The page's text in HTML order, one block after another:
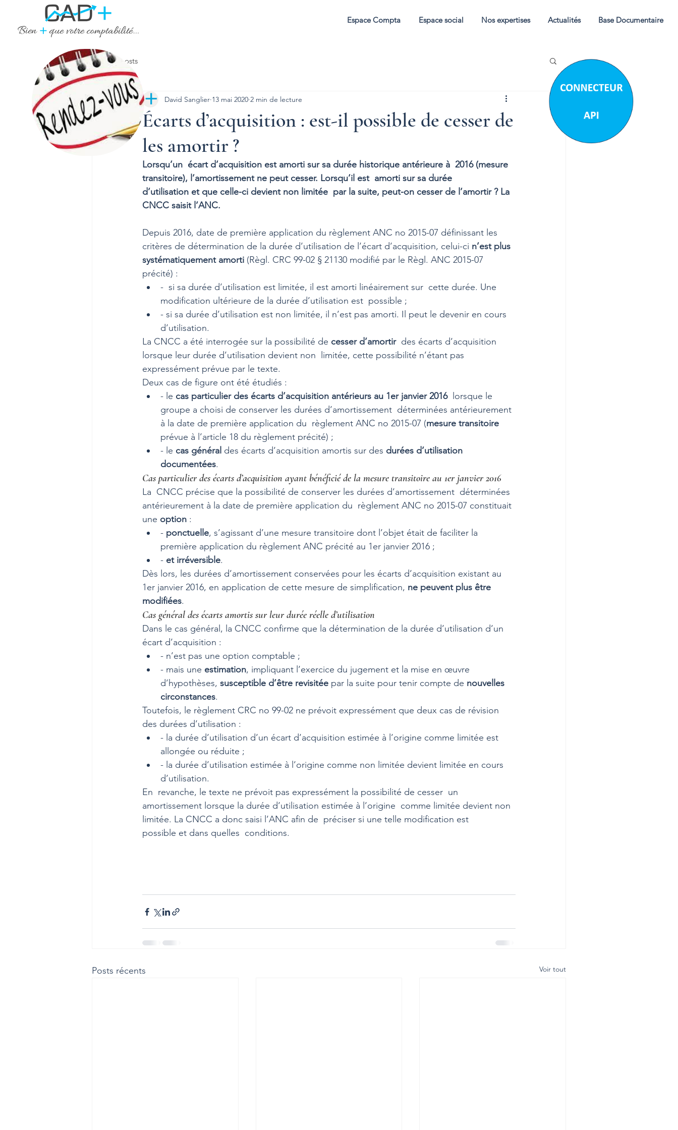
Espace Compta Espace social Nos expertises Actualités Base Documentaire
Tous les posts
Écarts d’acquisition : est-il possible de cesser de
les amortir ?
David Sanglier 13 mai 2020 2 min de lecture
Lorsqu’un  écart d’acquisition est amorti sur sa durée historique antérieure à  2016 (mesure
transitoire), l’amortissement ne peut cesser. Lorsqu’il est  amorti sur sa durée
d’utilisation et que celle-ci devient non limitée  par la suite, peut-on cesser de l’amortir ? La
CNCC saisit l’ANC.
Depuis 2016, date de première application du règlement ANC no 2015-07 définissant les
critères de détermination de la durée d’utilisation de l’écart d’acquisition, celui-ci n’est plus
systématiquement amorti (Règl. CRC 99-02 § 21130 modifié par le Règl. ANC 2015-07
précité) :
-  si sa durée d’utilisation est limitée, il est amorti linéairement sur  cette durée. Une
modification ultérieure de la durée d’utilisation est  possible ;
- si sa durée d’utilisation est non limitée, il n’est pas amorti. Il peut le devenir en cours
d’utilisation.
La CNCC a été interrogée sur la possibilité de cesser d’amortir
  des écarts d’acquisition
lorsque leur durée d’utilisation devient non  limitée, cette possibilité n’étant pas
expressément prévue par le texte.
Deux cas de figure ont été étudiés :
- le cas particulier des écarts d’acquisition antérieurs au 1er janvier 2016
  lorsque le
groupe a choisi de conserver les durées d’amortissement  déterminées antérieurement
à la date de première application du  règlement ANC no 2015-07 (mesure transitoire
prévue à l’article 18 du règlement précité) ;
- le cas général des écarts d’acquisition amortis sur des durées d’utilisation
documentées.
Cas particulier des écarts d’acquisition ayant bénéficié de la mesure transitoire au 1er janvier 2016
La  CNCC précise que la possibilité de conserver les durées d’amortissement  déterminées
antérieurement à la date de première application du  règlement ANC no 2015-07 constituait
une option :
- ponctuelle, s’agissant d’une mesure transitoire dont l’objet était de faciliter la
première application du règlement ANC précité au 1er janvier 2016 ;
- et irréversible.
Dès lors, les durées d’amortissement conservées pour les écarts d’acquisition existant au
1er janvier 2016, en application de cette mesure de simplification, ne peuvent plus être
modifiées.
Cas général des écarts amortis sur leur durée réelle d’utilisation
Dans le cas général, la CNCC confirme que la détermination de la durée d’utilisation d’un
écart d’acquisition :
- n’est pas une option comptable ;
- mais une estimation, impliquant l’exercice du jugement et la mise en œuvre
d’hypothèses, susceptible d’être revisitée par la suite pour tenir compte de nouvelles
circonstances.
Toutefois, le règlement CRC no 99-02 ne prévoit expressément que deux cas de révision
des durées d’utilisation :
- la durée d’utilisation d’un écart d’acquisition estimée à l’origine comme limitée est
allongée ou réduite ;
- la durée d’utilisation estimée à l’origine comme non limitée devient limitée en cours
d’utilisation.
En  revanche, le texte ne prévoit pas expressément la possibilité de cesser  un
amortissement lorsque la durée d’utilisation estimée à l’origine  comme limitée devient non
limitée. La CNCC a donc saisi l’ANC afin de  préciser si une telle modification est
possible et dans quelles  conditions.
Posts récents Voir tout